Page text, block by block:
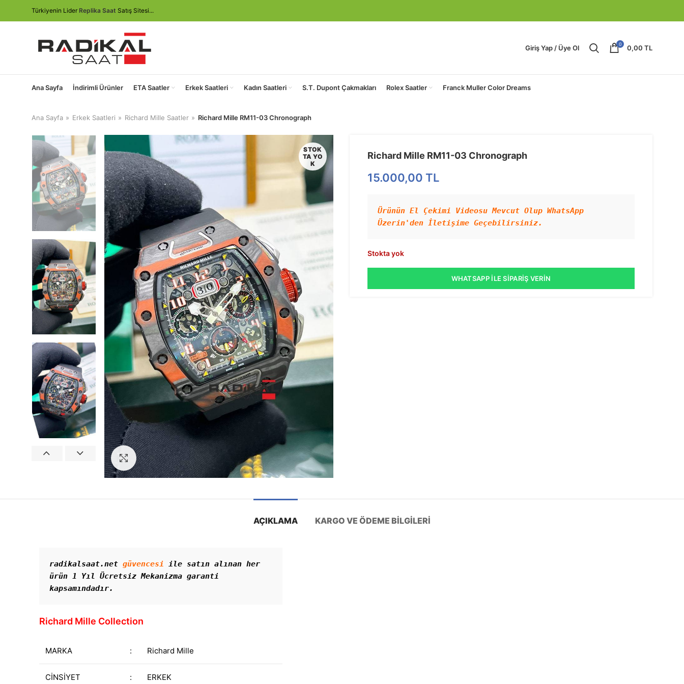
Türkiyenin Lider Replika Saat Satış Sitesi...
Giriş Yap / Üye Ol 0 0,00 TL
Ana Sayfa İndirimli Ürünler ETA Saatler Erkek Saatleri Kadın Saatleri S.T. Dupont Çakmakları Rolex Saatler Franck Muller Color Dreams
Ana Sayfa Erkek Saatleri Richard Mille Saatler Richard Mille RM11-03 Chronograph
STOK
TA YO
K
Görseli Büyütün
Richard Mille RM11-03 Chronograph
15.000,00 TL
Ürünün El Çekimi Videosu Mevcut Olup WhatsApp
Üzerin'den İletişime Geçebilirsiniz.
Stokta yok
WHATSAPP İLE SIPARIŞ VERIN
AÇIKLAMA KARGO VE ÖDEME BILGILERI
radikalsaat.net güvencesi ile satın alınan her
ürün 1 Yıl Ücretsiz Mekanizma garanti
kapsamındadır.
Richard Mille Collection
MARKA : Richard Mille
CİNSİYET : ERKEK